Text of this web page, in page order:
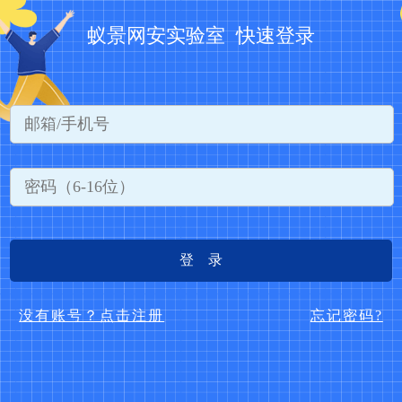
蚁景网安实验室 快速登录
登 录
没有账号？点击注册 忘记密码?